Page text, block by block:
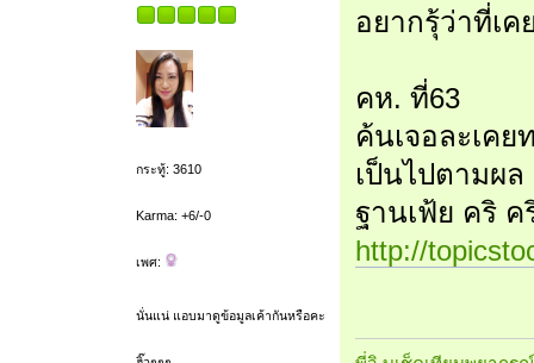
กระทู้: 3610
Karma: +6/-0
เพศ:
นั่นแน่ แอบมาดูข้อมูลเค้ากันหรือคะ
อยากรุ้ว่าที่เ
คห. ที่63
ค้นเจอละเค
เป็นไปตามผ
ฐานเฟ้ย คริ ค
http://